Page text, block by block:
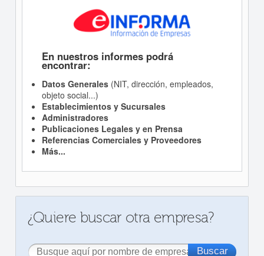
En nuestros informes podrá
encontrar:
Datos Generales(NIT, dirección, empleados,
objeto social...)
Establecimientos y Sucursales
Administradores
Publicaciones Legales y en Prensa
Referencias Comerciales y Proveedores
Más...
¿Quiere buscar otra empresa?